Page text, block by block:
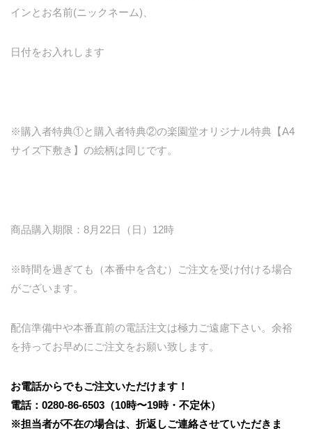
インとお名前(ニックネーム)、
日付をお入れします
※購入者特典①と購入者特典②の楽園堂オリジナル特典【A4
サイズ下敷き】の絵柄は同じです。
商品購入期限：8月22日（日）12時
※時間を過ぎても（本番中を含む）ご注文を受け付ける場合
がございます。
配信準備中や本番直前の電話注文は極力ご遠慮下さい。余裕
を持ってお早めにご注文をお願い致します。
お電話からでもご注文いただけます！
電話：0280-86-6503（10時〜19時・不定休）
※担当者が不在の場合は、折返しご連絡させていただきま